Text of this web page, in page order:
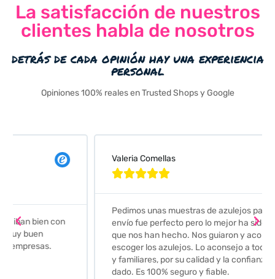
La satisfacción de nuestros
clientes habla de nosotros
detrás de cada opinión hay una experiencia
personal
Opiniones 100% reales en Trusted Shops y Google
Valeria Comellas
Pedimos unas muestras de azulejos para el baño. El
envío fue perfecto pero lo mejor ha sido el seguimiento
que nos han hecho. Nos guiaron y aconsejaron para
escoger los azulejos. Lo aconsejo a todos mis amigos
y familiares, por su calidad y la confianza que nos han
dado. Es 100% seguro y fiable.